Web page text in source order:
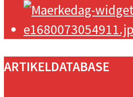
ARTIKELDATABASE